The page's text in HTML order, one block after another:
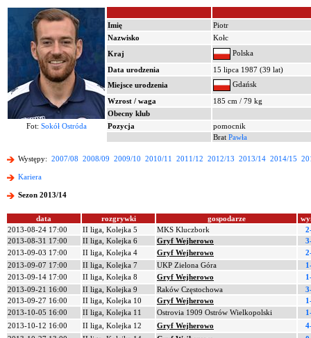
Imię
Piotr
Nazwisko
Kołc
Kraj
Polska
Data urodzenia
15 lipca 1987 (39 lat)
Miejsce urodzenia
Gdańsk
Wzrost / waga
185 cm / 79 kg
Obecny klub
Fot: Sokół Ostróda Pozycja
pomocnik
Brat Pawła
Występy: 2007/08 2008/09 2009/10 2010/11 2011/12 2012/13 2013/14 2014/15
Kariera
Sezon 2013/14
data rozgrywki gospodarze
2013-08-24 17:00
II liga, Kolejka 5 MKS Kluczbork
2013-08-31 17:00
II liga, Kolejka 6 Gryf Wejherowo
2013-09-03 17:00
II liga, Kolejka 4 Gryf Wejherowo
2013-09-07 17:00
II liga, Kolejka 7 UKP Zielona Góra
2013-09-14 17:00
II liga, Kolejka 8 Gryf Wejherowo
2013-09-21 16:00
II liga, Kolejka 9 Raków Częstochowa
2013-09-27 16:00
II liga, Kolejka 10 Gryf Wejherowo
2013-10-05 16:00
II liga, Kolejka 11 Ostrovia 1909 Ostrów Wielkopolski
2013-10-12 16:00
II liga, Kolejka 12 Gryf Wejherowo